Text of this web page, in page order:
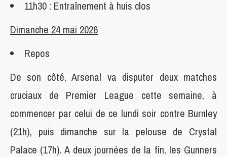
11h30 : Entraînement à huis clos
Dimanche 24 mai 2026
Repos
De son côté, Arsenal va disputer deux matches
cruciaux de Premier League cette semaine, à
commencer par celui de ce lundi soir contre Burnley
(21h), puis dimanche sur la pelouse de Crystal
Palace (17h). A deux journées de la fin, les Gunners